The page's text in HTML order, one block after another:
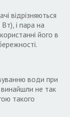
відрізняються
Вт), і пара на
його в
.
води при
винайшли не так
такого